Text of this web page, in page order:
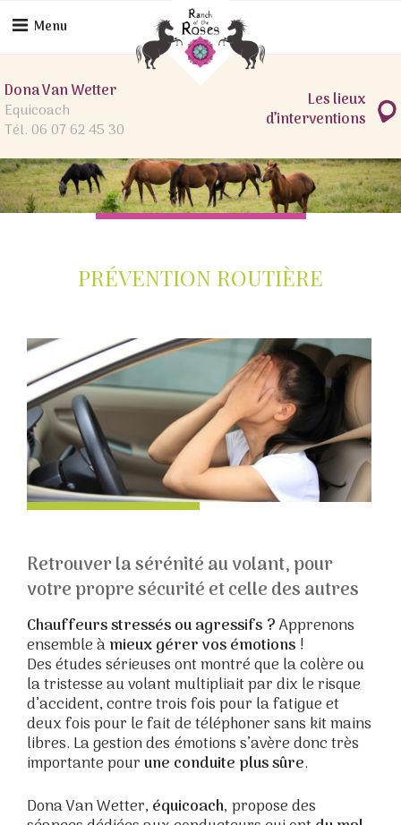
Menu
Dona Van Wetter
Equicoach
Tél. 06 07 62 45 30
Les lieux
d’interventions
PRÉVENTION ROUTIÈRE
Retrouver la sérénité au volant, pour
votre propre sécurité et celle des autres
Chauffeurs stressés ou agressifs ?Apprenons
ensemble àmieux gérer vos émotions !
Des études sérieuses ont montré que la colère ou
la tristesse au volant multipliait par dix le risque
d’accident, contre trois fois pour la fatigue et
deux fois pour le fait de téléphoner sans kit mains
libres. La gestion des émotions s’avère donc très
importante pourune conduite plus sûre.
Dona Van Wetter, équicoach, propose des